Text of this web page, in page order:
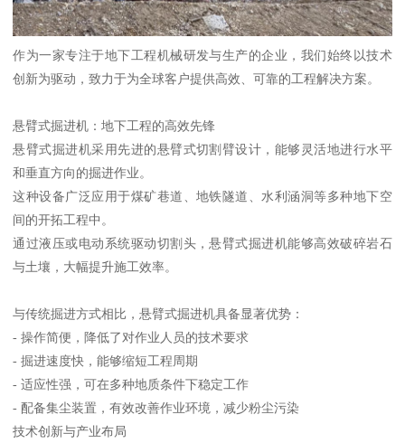
作为一家专注于地下工程机械研发与生产的企业，我们始终以技术
创新为驱动，致力于为全球客户提供高效、可靠的工程解决方案。
悬臂式掘进机：地下工程的高效先锋
悬臂式掘进机采用先进的悬臂式切割臂设计，能够灵活地进行水平
和垂直方向的掘进作业。
这种设备广泛应用于煤矿巷道、地铁隧道、水利涵洞等多种地下空
间的开拓工程中。
通过液压或电动系统驱动切割头，悬臂式掘进机能够高效破碎岩石
与土壤，大幅提升施工效率。
与传统掘进方式相比，悬臂式掘进机具备显著优势：
- 操作简便，降低了对作业人员的技术要求
- 掘进速度快，能够缩短工程周期
- 适应性强，可在多种地质条件下稳定工作
- 配备集尘装置，有效改善作业环境，减少粉尘污染
技术创新与产业布局